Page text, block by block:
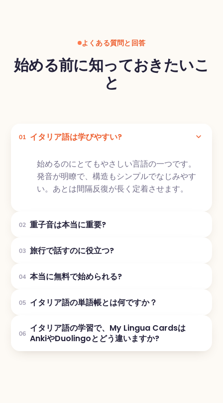
よくある質問と回答
始める前に知っておきたいこ
と
01 イタリア語は学びやすい?
始めるのにとてもやさしい言語の一つです。
発音が明瞭で、構造もシンプルでなじみやす
い。あとは間隔反復が長く定着させます。
02 重子音は本当に重要?
03 旅行で話すのに役立つ?
04 本当に無料で始められる?
05 イタリア語の単語帳とは何ですか？
06 イタリア語の学習で、My Lingua Cardsは
AnkiやDuolingoとどう違いますか?